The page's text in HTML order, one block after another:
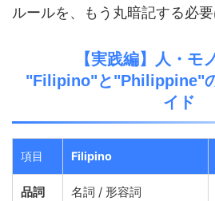
ルールを、もう丸暗記する必要
【実践編】人・モ
"Filipino"と"Philippine"
イド
項目 Filipino
品詞 名詞 / 形容詞